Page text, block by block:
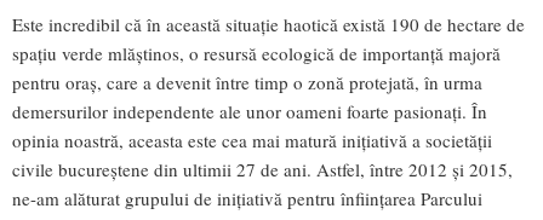
Este incredibil că în această situație haotică există 190 de hectare de
spațiu verde mlăștinos, o resursă ecologică de importanță majoră
pentru oraș, care a devenit între timp o zonă protejată, în urma
demersurilor independente ale unor oameni foarte pasionați. În
opinia noastră, aceasta este cea mai matură inițiativă a societății
civile bucureștene din ultimii 27 de ani. Astfel, între 2012 și 2015,
ne-am alăturat grupului de inițiativă pentru înființarea Parcului